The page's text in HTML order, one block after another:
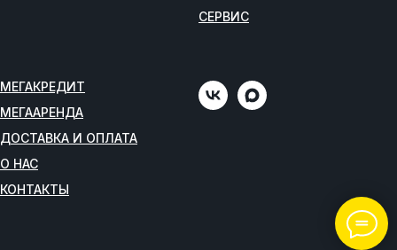
СЕРВИС
МЕГАКРЕДИТ
МЕГААРЕНДА
ДОСТАВКА И ОПЛАТА
О НАС
КОНТАКТЫ